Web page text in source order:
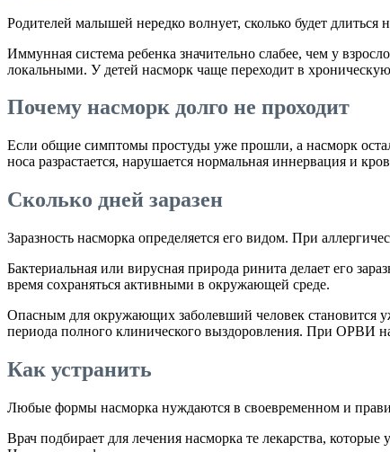
Родителей малышей нередко волнует, сколько будет
Иммунная система ребенка значительно слабее, чем у
локальными. У детей насморк чаще переходит в
Почему насморк долго не проходит
Если общие симптомы простуды уже прошли, а насморк
носа разрастается, нарушается нормальная иннервация и
Сколько дней заразен
Заразность насморка определяется его видом. При
Бактериальная или вирусная природа ринита делает его
время сохраняться активными в окружающей среде.
Опасным для окружающих заболевший человек становится
периода полного клинического выздоровления. При ОРВИ
Как устранить
Любые формы насморка нуждаются в своевременном и
Врач подбирает для лечения насморка те лекарства,